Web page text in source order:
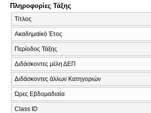
Πληροφορίες Τάξης
Τίτλος
Ακαδημαϊκό Έτος
Περίοδος Τάξης
Διδάσκοντες μέλη ΔΕΠ
Διδάσκοντες άλλων Κατηγοριών
Ώρες Εβδομαδιαία
Class ID